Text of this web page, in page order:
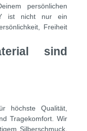
persönlichen
ist nicht nur ein
Freiheit
sind
höchste Qualität,
Tragekomfort. Wir
Silberschmuck.